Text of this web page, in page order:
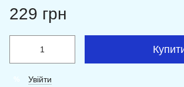
229 грн
Увійти